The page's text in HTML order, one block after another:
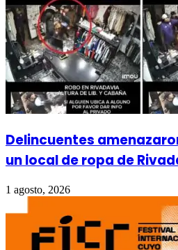
Delincuentes
un local de ropa de
1 agosto, 2026